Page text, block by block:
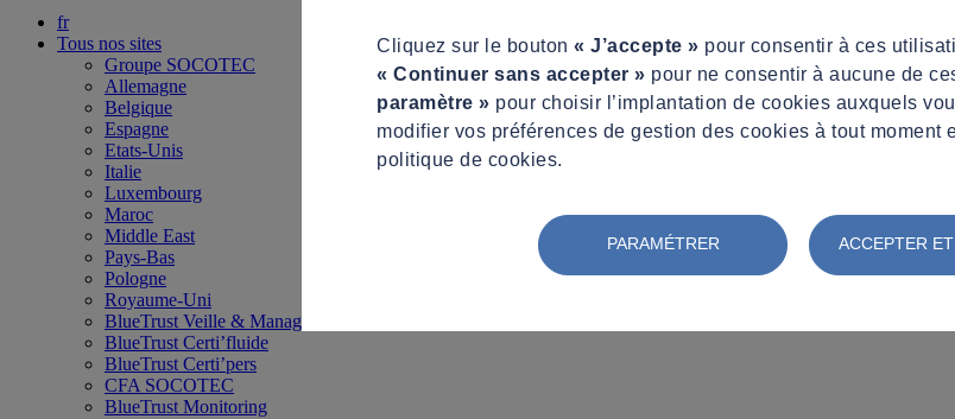
fr
Tous nos sites
Groupe SOCOTEC
Allemagne
Belgique
Espagne
Etats-Unis
Italie
Luxembourg
Maroc
Middle East
Pays-Bas
Pologne
Royaume-Uni
BlueTrust Veille & Management
BlueTrust Certi’fluide
BlueTrust Certi’pers
CFA SOCOTEC
BlueTrust Monitoring
Cliquez sur le bouton « J’accepte » pour consentir à ces
« Continuer sans accepter » pour ne consentir à aucune de
paramètre » pour choisir l’implantation de cookies auxquels
modifier vos préférences de gestion des cookies à tout moment
politique de cookies.
PARAMÉTRER ACCEPTER